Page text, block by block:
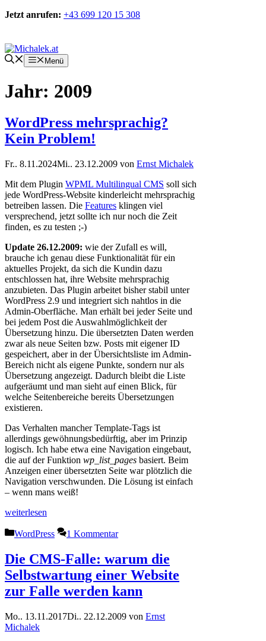
Zum
Jetzt anrufen: +43 699 120 15 308
Menü
Jahr: 2009
WordPress mehrsprachig?
Kein Problem!
Fr.. 8.11.2024Mi.. 23.12.2009 von Ernst Michalek
Mit dem Plugin WPML Multilingual CMS soll sich
jede WordPress-Website kinderleicht mehrsprachig
betreiben lassen. Die Features klingen viel
versprechend, jetzt sollte ich nur noch die Zeit
finden, es zu testen ;-)
Update 26.12.2009: wie der Zufall es will,
brauche ich genau diese Funktionalität für ein
aktuelles Projekt, da sich die Kundin dazu
entschlossen hat, ihre Website mehrsprachig
anzubieten. Das Plugin arbeitet bisher stabil unter
WordPress 2.9 und integriert sich nahtlos in die
Admin-Oberfläche. Man erhält bei jeder Seite und
bei jedem Post die Auswahlmöglichkeit der
Übersetzung hinzu. Die übersetzten Daten werden
zwar als neue Seiten bzw. Posts mit eigener ID
gespeichert, aber in der Übersichtsliste im Admin-
Bereich nicht als eigene Punkte, sondern nur als
Übersetzung angezeigt. Dadurch bleibt die Liste
aufgeräumt und man sieht auf einen Blick, für
welche Seitenbereiche bereits Übersetzungen
existieren.
Das Verhalten mancher Template-Tags ist
allerdings gewöhnungsbedürftig, aber im Prinzip
logisch. Ich habe etwa eine Navigation eingebaut,
die auf der Funktion wp_list_pages basiert. Beim
Anzeigen einer übersetzten Seite war plötzlich die
Navigation verschwunden. Die Lösung ist einfach
– wenn mans weiß!
weiterlesen
Kategorien
WordPress 1 Kommentar
Die CMS-Falle: warum die
Selbstwartung einer Website
zur Falle werden kann
Mo.. 13.11.2017Di.. 22.12.2009 von Ernst
Michalek